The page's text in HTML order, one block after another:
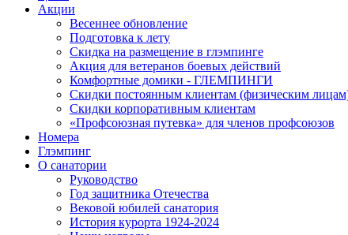
Акции
Весеннее обновление
Подготовка к лету
Скидка на размещение в глэмпинге
Акция для ветеранов боевых действий
Комфортные домики - ГЛЕМПИНГИ
Скидки постоянным клиентам (физическим
Скидки корпоративным клиентам
«Профсоюзная путевка» для членов профсоюзов
Номера
Глэмпинг
О санатории
Руководство
Год защитника Отечества
Вековой юбилей санатория
История курорта 1924-2024